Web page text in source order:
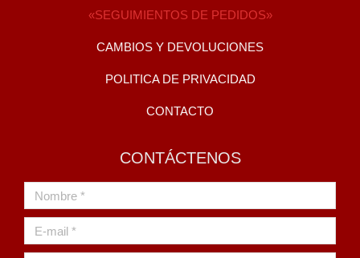
«SEGUIMIENTOS DE PEDIDOS»
CAMBIOS Y DEVOLUCIONES
POLITICA DE PRIVACIDAD
CONTACTO
CONTÁCTENOS
Nombre *
E-mail *